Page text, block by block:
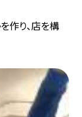
作り、店を構